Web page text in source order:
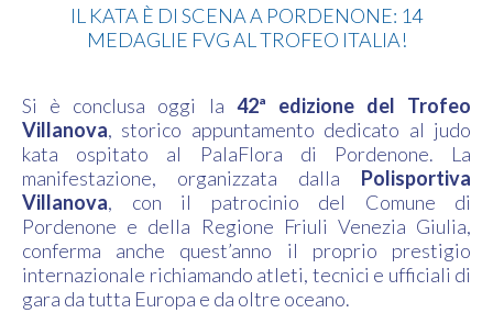
IL KATA È DI SCENA A PORDENONE: 14
MEDAGLIE FVG AL TROFEO ITALIA!
Si è conclusa oggi la 42ª edizione del Trofeo
Villanova, storico appuntamento dedicato al judo
kata ospitato al PalaFlora di Pordenone. La
manifestazione, organizzata dalla Polisportiva
Villanova, con il patrocinio del Comune di
Pordenone e della Regione Friuli Venezia Giulia,
conferma anche quest’anno il proprio prestigio
internazionale richiamando atleti, tecnici e ufficiali di
gara da tutta Europa e da oltre oceano.